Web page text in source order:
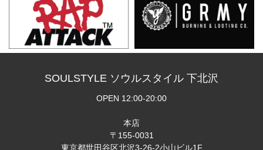
SOULSTYLE ソウルスタイル 下北沢
OPEN 12:00-20:00
本店
〒155-0031
東京都世田谷区北沢3-26-2小山ビル1F